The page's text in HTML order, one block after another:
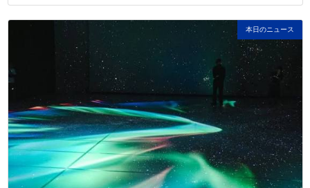
本日のニュース